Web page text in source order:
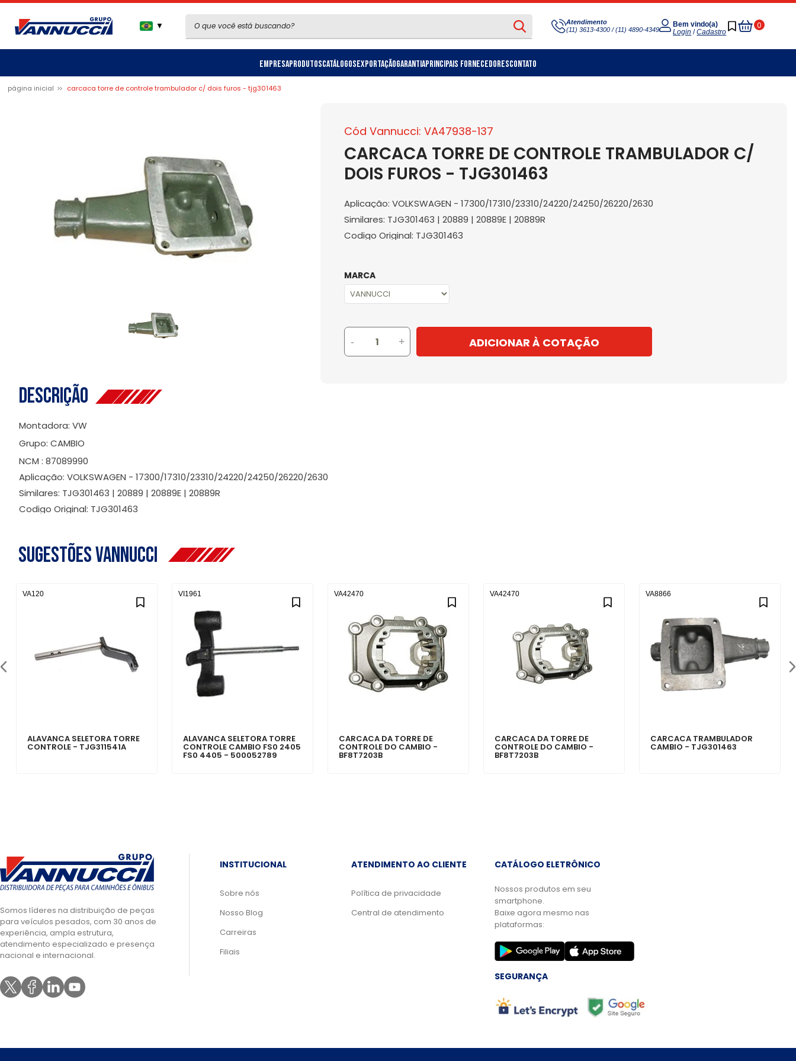
▼
Atendimento
(11) 3613-4300 / (11) 4890-4349
Bem vindo(a)
Login /Cadastro
0
Meu
Carrinho
EmpresaProdutosCatálogosExportaçãoGarantiaPrincipais FornecedoresContato
página inicial carcaca torre de controle trambulador c/ dois furos - tjg301463
Cód Vannucci: VA47938-137
CARCACA TORRE DE CONTROLE TRAMBULADOR C/
DOIS FUROS - TJG301463
Aplicação: VOLKSWAGEN - 17300/17310/23310/24220/24250/26220/2630
Similares: TJG301463 | 20889 | 20889E | 20889R
Codigo Original: TJG301463
MARCA
- + ADICIONAR À COTAÇÃO
Descrição
Montadora: VW
Grupo: CAMBIO
NCM : 87089990
Aplicação: VOLKSWAGEN - 17300/17310/23310/24220/24250/26220/2630
Similares: TJG301463 | 20889 | 20889E | 20889R
Codigo Original: TJG301463
Sugestões Vannucci
ALAVANCA SELETORA TORRE
CONTROLE - TJG311541A
VA120
ALAVANCA SELETORA TORRE
CONTROLE CAMBIO FS0 2405
FS0 4405 - 500052789
VI1961
CARCACA DA TORRE DE
CONTROLE DO CAMBIO -
BF8T7203B
VA42470
CARCACA DA TORRE DE
CONTROLE DO CAMBIO -
BF8T7203B
VA42470
CARCACA TRAMBULADOR
CAMBIO - TJG301463
VA8866
Somos líderes na distribuição de peças
para veículos pesados, com 30 anos de
experiência, ampla estrutura,
atendimento especializado e presença
nacional e internacional.
INSTITUCIONAL
Sobre nós
Nosso Blog
Carreiras
Filiais
ATENDIMENTO AO CLIENTE
Política de privacidade
Central de atendimento
CATÁLOGO ELETRÔNICO
Nossos produtos em seu
smartphone.
Baixe agora mesmo nas
plataformas:
SEGURANÇA